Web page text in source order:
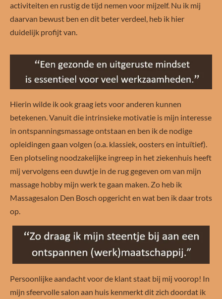
activiteiten en rustig de tijd nemen voor mijzelf. Nu ik mij
daarvan bewust ben en dit beter verdeel, heb ik hier
duidelijk profijt van.
Hierin wilde ik ook graag iets voor anderen kunnen
betekenen. Vanuit die intrinsieke motivatie is mijn interesse
in ontspanningsmassage ontstaan en ben ik de nodige
opleidingen gaan volgen (o.a. klassiek, oosters en intuïtief).
Een plotseling noodzakelijke ingreep in het ziekenhuis heeft
mij vervolgens een duwtje in de rug gegeven om van mijn
massage hobby mijn werk te gaan maken. Zo heb ik
Massagesalon Den Bosch opgericht en wat ben ik daar trots
op.
Persoonlijke aandacht voor de klant staat bij mij voorop! In
mijn sfeervolle salon aan huis kenmerkt dit zich doordat ik